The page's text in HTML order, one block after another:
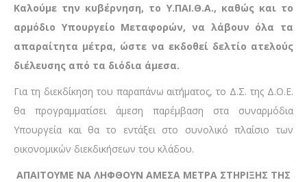
Καλούμε την κυβέρνηση, το Υ.ΠΑΙ.Θ.Α., καθώς και το
αρμόδιο Υπουργείο Μεταφορών, να λάβουν όλα τα
απαραίτητα μέτρα, ώστε να εκδοθεί δελτίο ατελούς
διέλευσης από τα διόδια άμεσα.
Για τη διεκδίκηση του παραπάνω αιτήματος, το Δ.Σ. της Δ.Ο.Ε.
θα προγραμματίσει άμεση παρέμβαση στα συναρμόδια
Υπουργεία και θα το εντάξει στο συνολικό πλαίσιο των
οικονομικών διεκδικήσεων του κλάδου.
ΑΠΑΙΤΟΥΜΕ ΝΑ ΛΗΦΘΟΥΝ ΑΜΕΣΑ ΜΕΤΡΑ ΣΤΗΡΙΞΗΣ ΤΗΣ